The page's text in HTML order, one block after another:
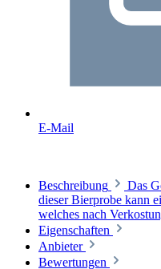
E-Mail
Beschreibung
Das
dieser Bierprobe kann
welches nach
Eigenschaften
Anbieter
Bewertungen